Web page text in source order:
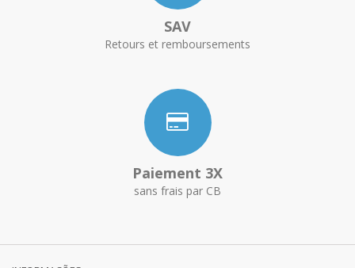
SAV
Retours et remboursements
Paiement 3X
sans frais par CB